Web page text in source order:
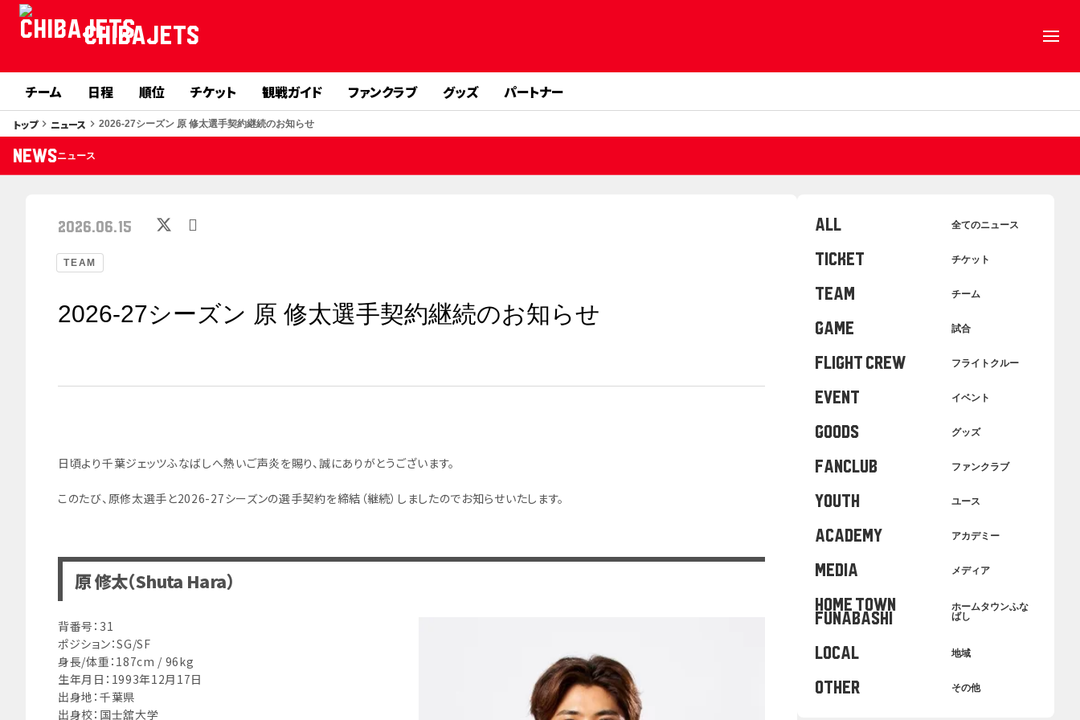
CHIBAJETS
チーム 日程 順位 チケット 観戦ガイド ファンクラブ グッズ パートナー
トップkeyboard_arrow_right ニュース keyboard_arrow_right 2026-27シーズン 原 修太選手契約継続のお知らせ
NEWSニュース
TEAM
2026.06.15
2026-27シーズン 原 修太選手契約継続のお知らせ
日頃より千葉ジェッツふなばしへ熱いご声炎を賜り、誠にありがとうございます。
このたび、原修太選手と2026-27シーズンの選手契約を締結（継続）しましたのでお知らせいたします。
原 修太（Shuta Hara）
背番号：31
ポジション：SG/SF
身長/体重：187cm / 96kg
生年月日：1993年12月17日
出身地：千葉県
出身校：国士舘大学
ALL 全てのニュース
TICKET チケット
TEAM チーム
GAME 試合
FLIGHT CREW フライトクルー
EVENT イベント
GOODS グッズ
FANCLUB ファンクラブ
YOUTH ユース
ACADEMY アカデミー
MEDIA メディア
HOME TOWN
FUNABASHI
ホームタウンふな
ばし
LOCAL 地域
OTHER その他